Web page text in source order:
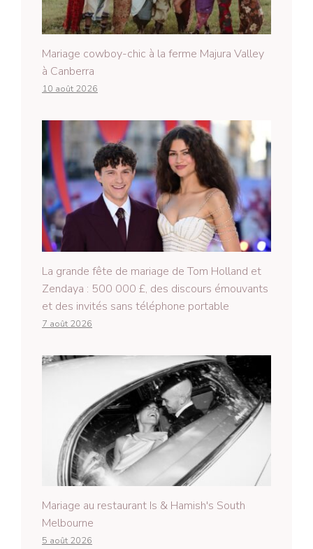
Mariage cowboy-chic à la ferme Majura Valley
à Canberra
10 août 2026
La grande fête de mariage de Tom Holland et
Zendaya : 500 000 £, des discours émouvants
et des invités sans téléphone portable
7 août 2026
Mariage au restaurant Is & Hamish's South
Melbourne
5 août 2026